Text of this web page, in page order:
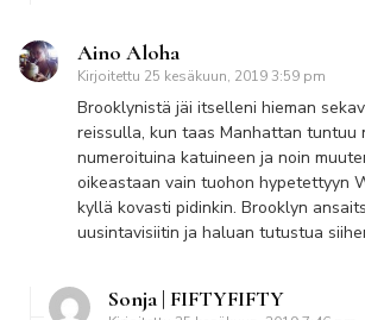
Aino Aloha
Kirjoitettu 25 kesäkuun, 2019 3:59 pm
Brooklynistä jäi itselleni hieman
reissulla, kun taas Manhattan tuntuu
numeroituina katuineen ja noin
oikeastaan vain tuohon hypetettyyn
kyllä kovasti pidinkin. Brooklyn
uusintavisiitin ja haluan tutustua
Sonja | FIFTYFIFTY